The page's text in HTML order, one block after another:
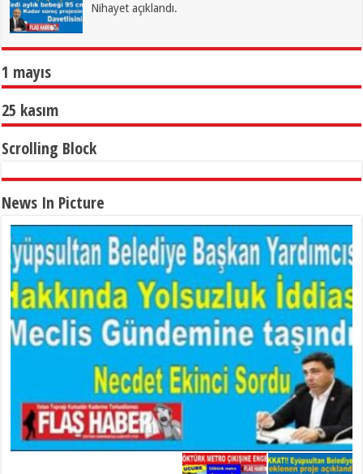
Nihayet açıklandı.
1 mayıs
25 kasım
Scrolling Block
News In Picture